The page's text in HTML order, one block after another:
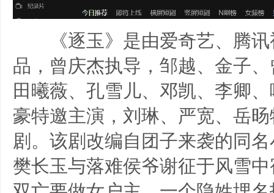
《逐玉》是由爱奇艺、腾讯
品，曾庆杰执导，邹越、金子
田曦薇、孔雪儿、邓凯、李卿
豪特邀主演，刘琳、严宽、岳
剧。该剧改编自团子来袭的同
樊长玉与落难侯爷谢征于风雪